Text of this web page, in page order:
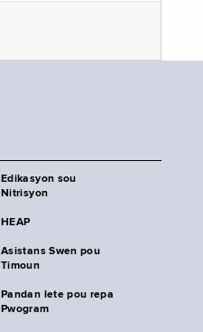
Edikasyon sou
Nitrisyon
HEAP
Asistans Swen pou
Timoun
Pandan lete pou repa
Pwogram